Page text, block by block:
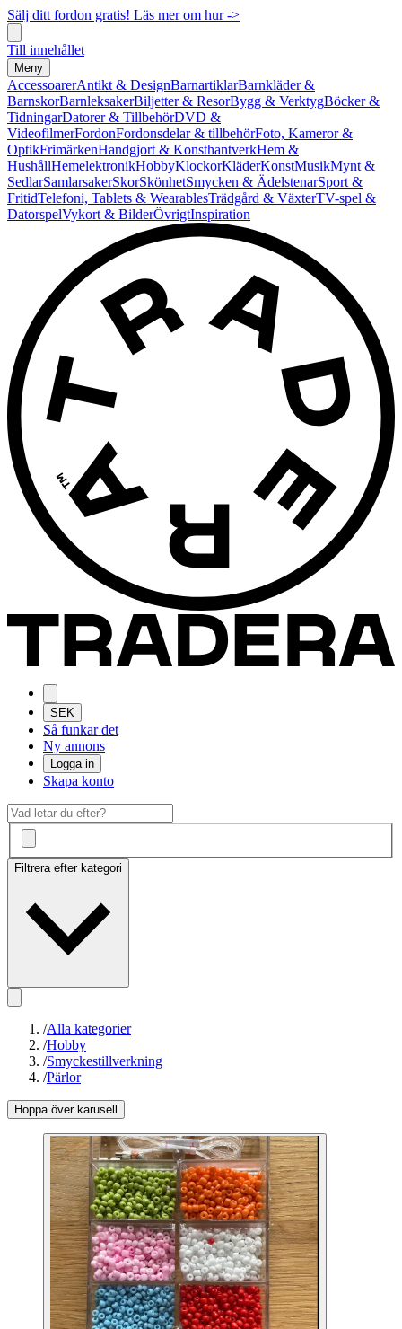
Sälj ditt fordon gratis! Läs mer om hur ->
Till innehållet
Meny
AccessoarerAntikt & DesignBarnartiklarBarnkläder &
BarnskorBarnleksakerBiljetter & ResorBygg & VerktygBöcker &
TidningarDatorer & TillbehörDVD &
VideofilmerFordonFordonsdelar & tillbehörFoto, Kameror &
OptikFrimärkenHandgjort & KonsthantverkHem &
HushållHemelektronikHobbyKlockorKläderKonstMusikMynt &
SedlarSamlarsakerSkorSkönhetSmycken & ÄdelstenarSport &
FritidTelefoni, Tablets & WearablesTrädgård & VäxterTV-spel &
DatorspelVykort & BilderÖvrigtInspiration
SEK
Så funkar det
Ny annons
Logga in
Skapa konto
Filtrera efter kategori
/Alla kategorier
/Hobby
/Smyckestillverkning
/Pärlor
Hoppa över karusell